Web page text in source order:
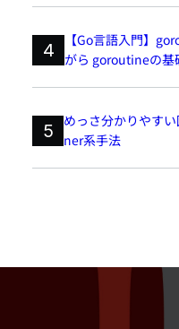
4
【Go言語入門】
がら goroutineの基
5
めっさ分かりやす
ner系手法